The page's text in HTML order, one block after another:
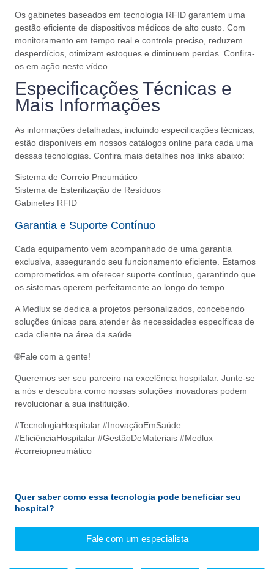
Os gabinetes baseados em tecnologia RFID garantem uma
gestão eficiente de dispositivos médicos de alto custo. Com
monitoramento em tempo real e controle preciso, reduzem
desperdícios, otimizam estoques e diminuem perdas. Confira-
os em ação neste vídeo.
Especificações Técnicas e
Mais Informações
As informações detalhadas, incluindo especificações técnicas,
estão disponíveis em nossos catálogos online para cada uma
dessas tecnologias. Confira mais detalhes nos links abaixo:
Sistema de Correio Pneumático
Sistema de Esterilização de Resíduos
Gabinetes RFID
Garantia e Suporte Contínuo
Cada equipamento vem acompanhado de uma garantia
exclusiva, assegurando seu funcionamento eficiente. Estamos
comprometidos em oferecer suporte contínuo, garantindo que
os sistemas operem perfeitamente ao longo do tempo.
A Medlux se dedica a projetos personalizados, concebendo
soluções únicas para atender às necessidades específicas de
cada cliente na área da saúde.
🌐Fale com a gente!
Queremos ser seu parceiro na excelência hospitalar. Junte-se
a nós e descubra como nossas soluções inovadoras podem
revolucionar a sua instituição.
#TecnologiaHospitalar #InovaçãoEmSaúde
#EficiênciaHospitalar #GestãoDeMateriais #Medlux
#correiopneumático
Quer saber como essa tecnologia pode beneficiar seu
hospital?
Fale com um especialista